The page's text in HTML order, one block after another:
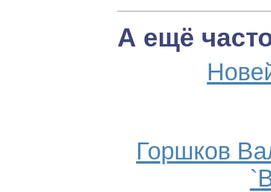
А ещё
Горшков